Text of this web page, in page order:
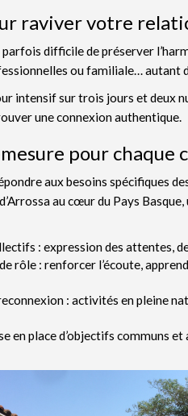
raviver votre
difficile de préserver
ou familiale… autant
intensif sur trois jours et deux
une connexion authentique.
pour chaque
aux besoins spécifiques
au cœur du Pays
: expression des attentes,
rôle : renforcer l’écoute,
: activités en pleine
en place d’objectifs communs